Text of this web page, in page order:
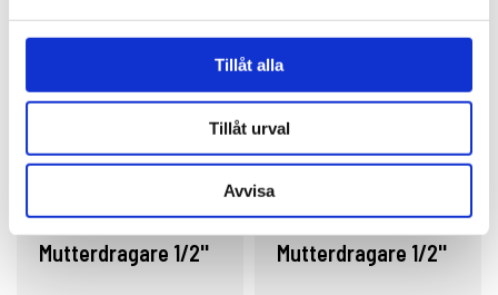
Tillåt alla
Tillåt urval
Avvisa
Mutterdragare 1/2'' Mutterdragare 1/2''